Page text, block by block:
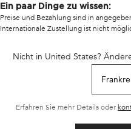
Ein paar Dinge zu wissen:
Preise und Bezahlung sind in
Internationale Zustellung ist nicht
Nicht in United States?
Erfahren Sie mehr Details oder